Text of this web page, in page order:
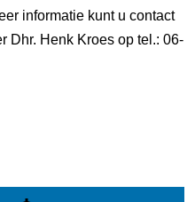
informatie kunt u contact
Dhr. Henk Kroes op tel.: 06-